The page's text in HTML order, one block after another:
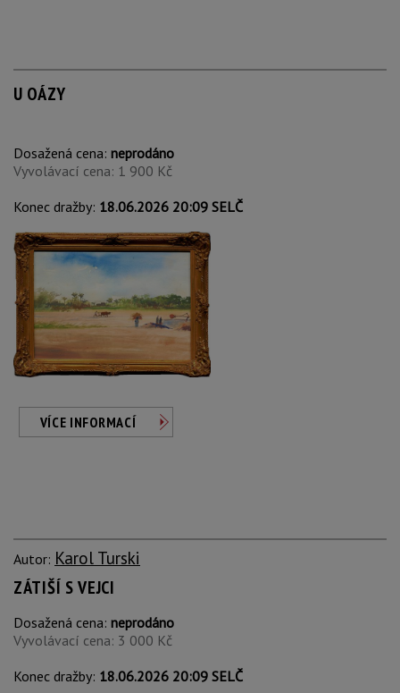
U OÁZY
Dosažená cena: neprodáno
Vyvolávací cena: 1 900 Kč
Konec dražby: 18.06.2026 20:09 SELČ
VÍCE INFORMACÍ
Autor: Karol Turski
ZÁTIŠÍ S VEJCI
Dosažená cena: neprodáno
Vyvolávací cena: 3 000 Kč
Konec dražby: 18.06.2026 20:09 SELČ